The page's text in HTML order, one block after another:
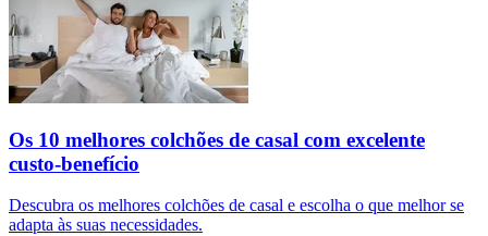
Os 10 melhores colchões de casal com excelente
custo-benefício
Descubra os melhores colchões de casal e escolha o que melhor se
adapta às suas necessidades.